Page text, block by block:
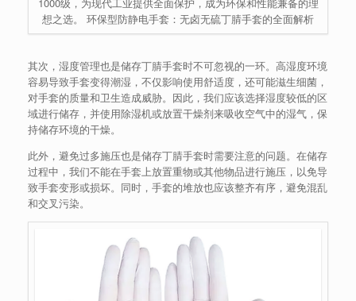
想之选。 环保型防静电手套：无卤无硫丁腈手套的全面解析
其次，湿度管理也是储存丁腈手套时不可忽视的一环。高湿度环境
容易导致手套变得潮湿，不仅影响使用舒适度，还可能滋生细菌，
对手套的质量和卫生造成威胁。因此，我们应该选择湿度较低的区
域进行储存，并使用除湿机或放置干燥剂来吸收空气中的湿气，保
持储存环境的干燥。
此外，避免过多施压也是储存丁腈手套时需要注意的问题。在储存
过程中，我们不能在手套上放置重物或其他物品进行施压，以免导
致手套变形或损坏。同时，手套的堆放也应该整齐有序，避免混乱
和交叉污染。